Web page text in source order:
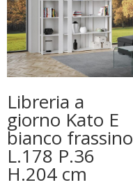
Libreria a
giorno Kato E
bianco frassino
L.178 P.36
H.204 cm